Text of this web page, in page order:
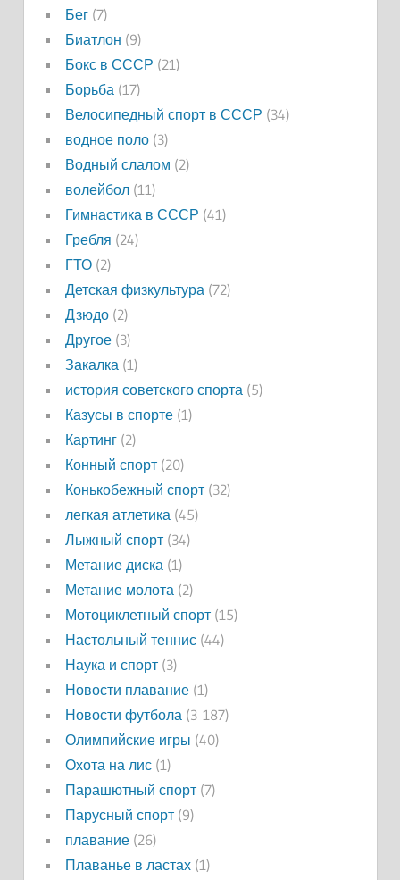
Бег(7)
Биатлон (9)
Бокс в СССР (21)
Борьба(17)
Велосипедный спорт в СССР (34)
водное поло(3)
Водный слалом (2)
волейбол(11)
Гимнастика в СССР (41)
Гребля (24)
ГТО(2)
Детская физкультура(72)
Дзюдо(2)
Другое(3)
Закалка(1)
история советского спорта(5)
Казусы в спорте(1)
Картинг(2)
Конный спорт(20)
Конькобежный спорт(32)
легкая атлетика(45)
Лыжный спорт(34)
Метание диска(1)
Метание молота(2)
Мотоциклетный спорт(15)
Настольный теннис(44)
Наука и спорт(3)
Новости плавание(1)
Новости футбола(3 187)
Олимпийские игры (40)
Охота на лис(1)
Парашютный спорт(7)
Парусный спорт(9)
плавание(26)
Плаванье в ластах(1)